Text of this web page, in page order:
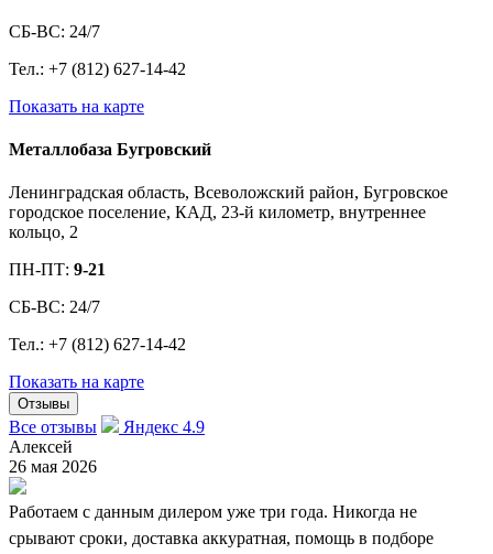
СБ-ВС: 24/7
Тел.: +7 (812) 627-14-42
Показать на карте
Металлобаза Бугровский
Ленинградская область, Всеволожский район, Бугровское
городское поселение, КАД, 23-й километр, внутреннее
кольцо, 2
ПН-ПТ: 9-21
СБ-ВС: 24/7
Тел.: +7 (812) 627-14-42
Показать на карте
Отзывы
Все отзывы
Яндекс 4.9
Алексей
26 мая 2026
Работаем с данным дилером уже три года. Никогда не
срывают сроки, доставка аккуратная, помощь в подборе